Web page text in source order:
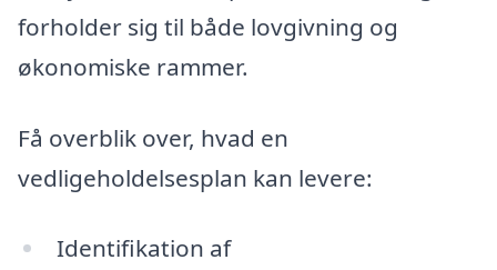
forholder sig til både lovgivning og
økonomiske rammer.
Få overblik over, hvad en
vedligeholdelsesplan kan levere:
Identifikation af